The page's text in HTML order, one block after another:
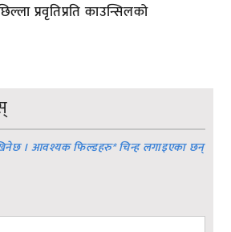
प्रवृतिप्रति काउन्सिलको
। आवश्यक फिल्डहरु*चिन्ह लगाइएका छन्